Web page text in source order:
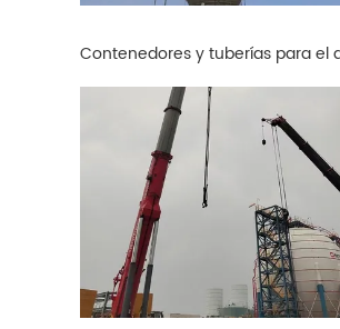
Contenedores y tuberías para